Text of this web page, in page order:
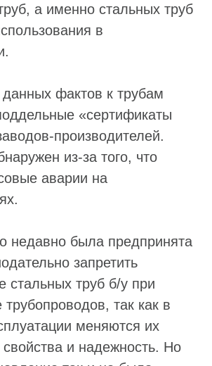
а именно стальных труб
в
фактов к трубам
«сертификаты
производителей.
из-за того, что
аварии на
недавно была предпринята
запретить
стальных труб б/у при
трубопроводов, так как в
меняются их
и надежность. Но